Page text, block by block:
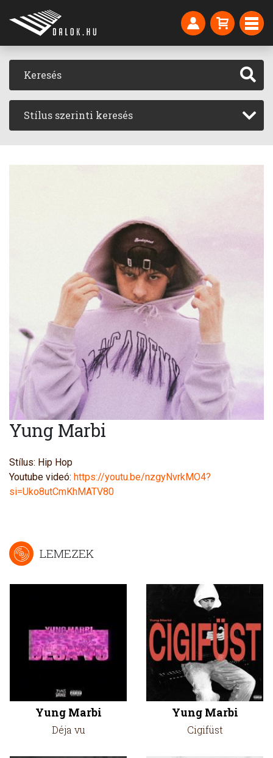
Stílus szerinti keresés
Yung Marbi
Stílus: Hip Hop
Youtube videó: https://youtu.be/nzgyNvrkMO4?
si=Uko8utCmKhMATV80
LEMEZEK
Yung Marbi
Déja vu
Yung Marbi
Cigifüst